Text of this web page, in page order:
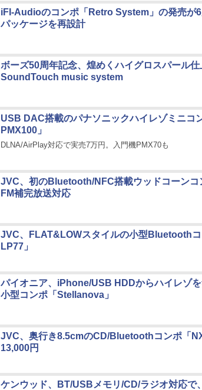
iFI-Audioのコンポ「Retro System」の発売が
パッケージを再設計
ボーズ50周年記念、煌めくハイグロスパール
SoundTouch music system
USB DAC搭載のパナソニックハイレゾミニコ
PMX100」
DLNA/AirPlay対応で実売7万円。入門機PMX70も
JVC、初のBluetooth/NFC搭載ウッドコーンコ
FM補完放送対応
JVC、FLAT&LOWスタイルの小型Bluetooth
LP77」
パイオニア、iPhone/USB HDDからハイレゾ
小型コンポ「Stellanova」
JVC、奥行き8.5cmのCD/Bluetoothコンポ「
13,000円
ケンウッド、BT/USBメモリ/CD/ラジオ対応で